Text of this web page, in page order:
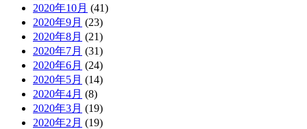
2020年10月 (41)
2020年9月 (23)
2020年8月 (21)
2020年7月 (31)
2020年6月 (24)
2020年5月 (14)
2020年4月 (8)
2020年3月 (19)
2020年2月 (19)